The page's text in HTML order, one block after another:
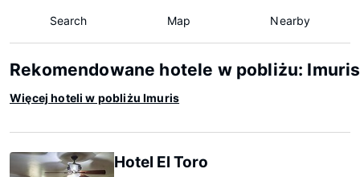
Search Map Nearby
Rekomendowane hotele w pobliżu: Imuris
Więcej hoteli w pobliżu Imuris
Hotel El Toro